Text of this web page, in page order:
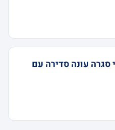
סגרה עונה סדירה עם